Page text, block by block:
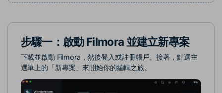
步驟一：啟動 Filmora 並建立新專案
下載並啟動 Filmora，然後登入或註冊帳戶。接著，點選主
選單上的「新專案」來開始你的編輯之旅。